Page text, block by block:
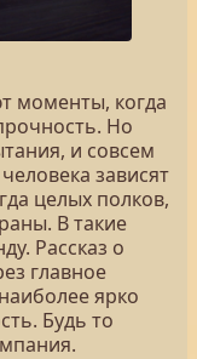
моменты, когда
Но
и совсем
зависят
целых полков,
В такие
Рассказ о
главное
ярко
Будь то